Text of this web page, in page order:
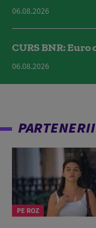
06.08.2026
CURS BNR: Euro
06.08.2026
PE ROZ